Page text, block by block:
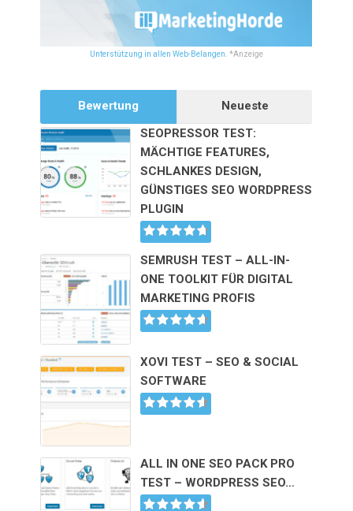
Unterstützung in allen Web-Belangen. *Anzeige
Bewertung
Neueste
SEOPRESSOR TEST:
MÄCHTIGE FEATURES,
SCHLANKES DESIGN,
GÜNSTIGES SEO WORDPRESS
PLUGIN
SEMRUSH TEST – ALL-IN-
ONE TOOLKIT FÜR DIGITAL
MARKETING PROFIS
XOVI TEST – SEO & SOCIAL
SOFTWARE
ALL IN ONE SEO PACK PRO
TEST – WORDPRESS SEO…